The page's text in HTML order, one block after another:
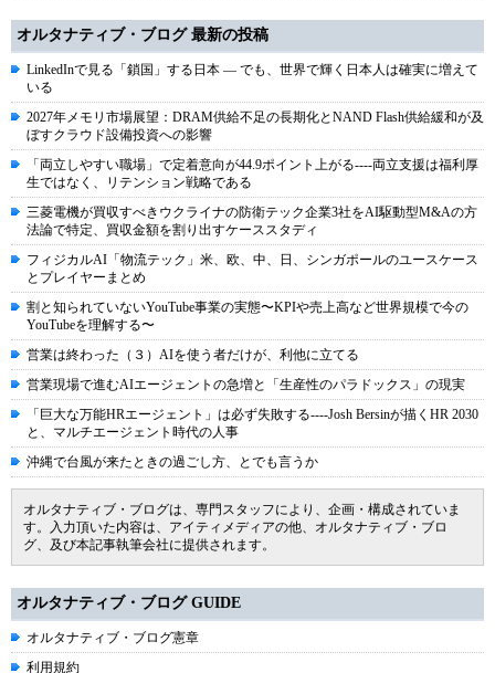
オルタナティブ・ブログ 最新の投稿
LinkedInで見る「鎖国」する日本 ― でも、世界で輝く日本人は確実に増えて
いる
2027年メモリ市場展望：DRAM供給不足の長期化とNAND Flash供給緩和が及
ぼすクラウド設備投資への影響
「両立しやすい職場」で定着意向が44.9ポイント上がる----両立支援は福利厚
生ではなく、リテンション戦略である
三菱電機が買収すべきウクライナの防衛テック企業3社をAI駆動型M&Aの方
法論で特定、買収金額を割り出すケーススタディ
フィジカルAI「物流テック」米、欧、中、日、シンガポールのユースケース
とプレイヤーまとめ
割と知られていないYouTube事業の実態〜KPIや売上高など世界規模で今の
YouTubeを理解する〜
営業は終わった（３）AIを使う者だけが、利他に立てる
営業現場で進むAIエージェントの急増と「生産性のパラドックス」の現実
「巨大な万能HRエージェント」は必ず失敗する----Josh Bersinが描くHR 2030
と、マルチエージェント時代の人事
沖縄で台風が来たときの過ごし方、とでも言うか
オルタナティブ・ブログは、専門スタッフにより、企画・構成されていま
す。入力頂いた内容は、アイティメディアの他、オルタナティブ・ブロ
グ、及び本記事執筆会社に提供されます。
オルタナティブ・ブログ GUIDE
オルタナティブ・ブログ憲章
利用規約